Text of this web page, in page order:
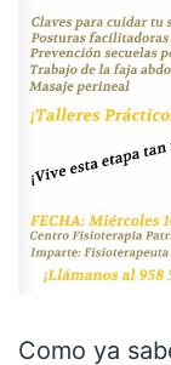
Como ya